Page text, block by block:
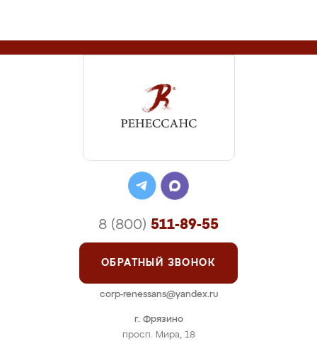
г. Фрязино
просп. Мира, 18
8 (800) 511-89-55
ОБРАТНЫЙ ЗВОНОК
corp-renessans@yandex.ru